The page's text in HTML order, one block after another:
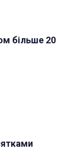
більше 20